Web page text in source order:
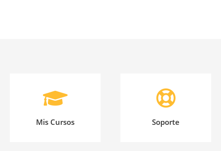
Mis Cursos Soporte